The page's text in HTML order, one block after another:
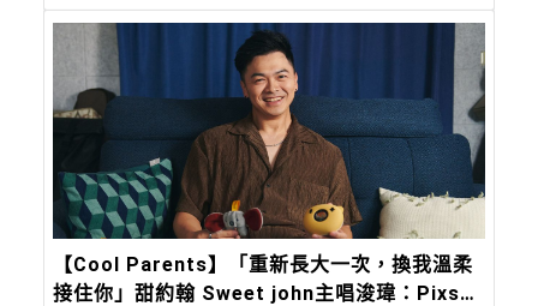
【Cool Parents】「重新長大一次，換我溫柔
接住你」甜約翰 Sweet john主唱浚瑋：Pixsee